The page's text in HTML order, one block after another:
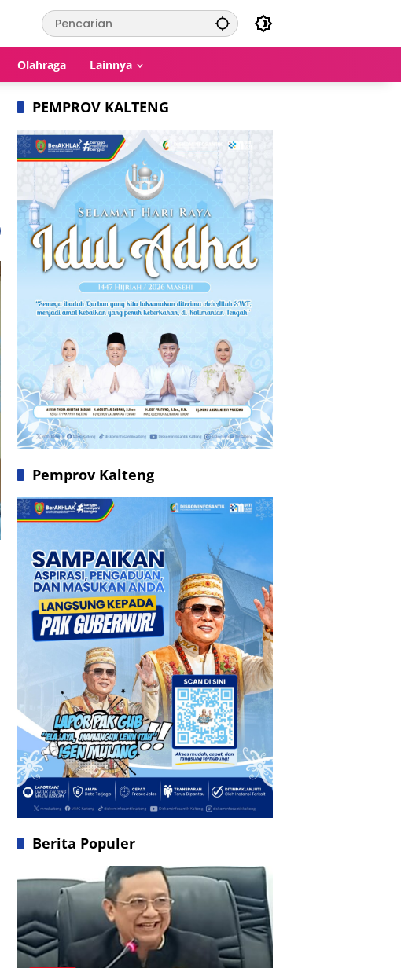
Olahraga Lainnya
PEMPROV KALTENG
Pemprov Kalteng
Berita Populer